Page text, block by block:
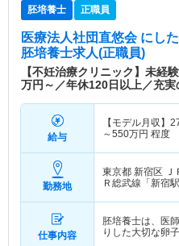
胚培養士 正職員
医療法人社団直悠会 にし
胚培養士求人(正職員)
【不妊治療クリニック】未
万円～／年休120日以上／充実
給与
【モデル月収】
～550万円 程度
勤務地
東京都 新宿区
Ｒ総武線「新宿
仕事内容
胚培養士は、医
りした大切な卵